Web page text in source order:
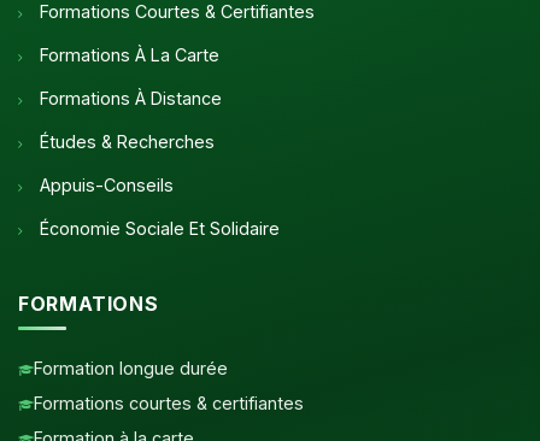
Formations Courtes & Certifiantes
Formations À La Carte
Formations À Distance
Études & Recherches
Appuis-Conseils
Économie Sociale Et Solidaire
FORMATIONS
Formation longue durée
Formations courtes & certifiantes